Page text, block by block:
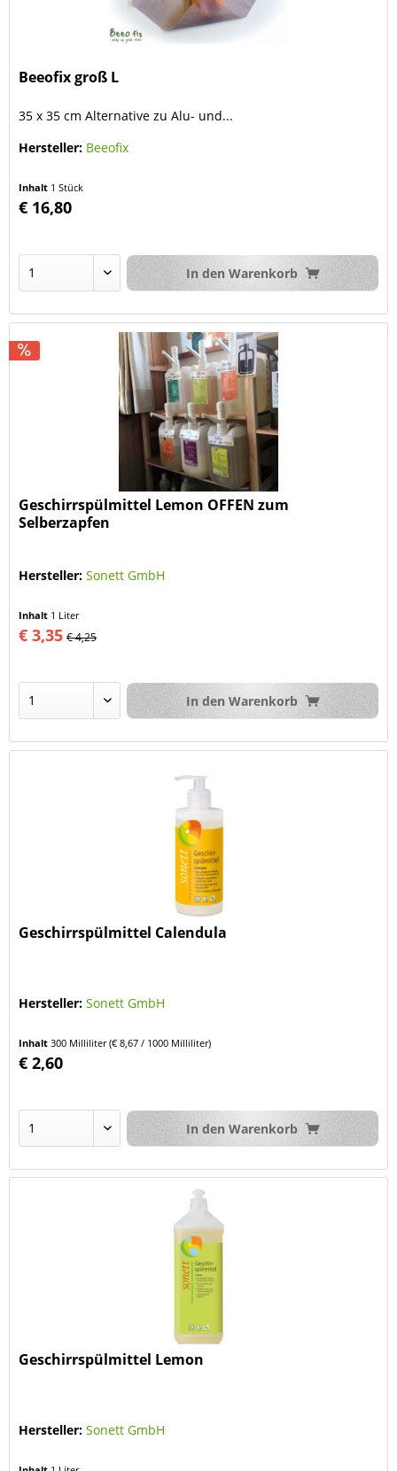
Beeofix groß L
35 x 35 cm Alternative zu Alu- und...
Hersteller: Beeofix
Inhalt 1 Stück
€ 16,80
In den Warenkorb
Geschirrspülmittel Lemon OFFEN zum
Selberzapfen
Hersteller: Sonett GmbH
Inhalt 1 Liter
€ 3,35 € 4,25
In den Warenkorb
Geschirrspülmittel Calendula
Hersteller: Sonett GmbH
Inhalt300 Milliliter(€ 8,67 / 1000 Milliliter)
€ 2,60
In den Warenkorb
Geschirrspülmittel Lemon
Hersteller: Sonett GmbH